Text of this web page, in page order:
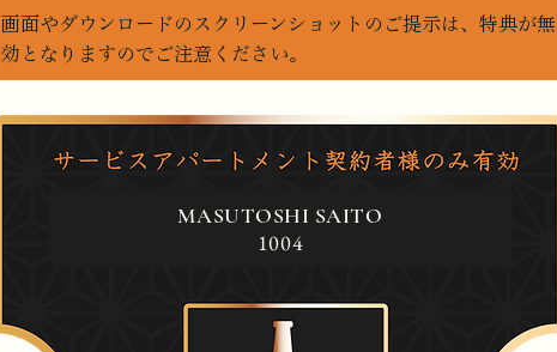
画面やダウンロードのスクリーンショットのご提示は、特典が無
効となりますのでご注意ください。
MASUTOSHI SAITO
1004